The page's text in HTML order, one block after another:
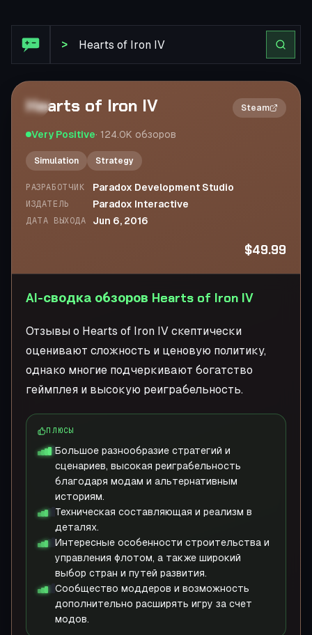
>
2×
Hearts of Iron IV Steam
Very Positive· 124.0K обзоров
Simulation Strategy
РАЗРАБОТЧИК Paradox Development Studio
ИЗДАТЕЛЬ Paradox Interactive
ДАТА ВЫХОДА Jun 6, 2016
$49.99
AI-сводка обзоров Hearts of Iron IV
Отзывы о Hearts of Iron IV скептически
оценивают сложность и ценовую политику,
однако многие подчеркивают богатство
геймплея и высокую реиграбельность.
ПЛЮСЫ
Большое разнообразие стратегий и
сценариев, высокая реиграбельность
благодаря модам и альтернативным
историям.
Техническая составляющая и реализм в
деталях.
Интересные особенности строительства и
управления флотом, а также широкий
выбор стран и путей развития.
Сообщество моддеров и возможность
дополнительно расширять игру за счет
модов.